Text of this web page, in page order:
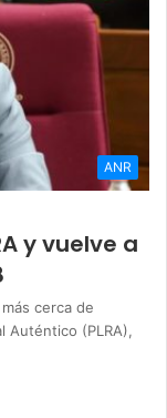
ANR
y vuelve a
cerca de
Auténtico (PLRA),